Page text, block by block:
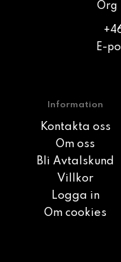
Org
E-
Information
Kontakta oss
Om oss
Bli Avtalskund
Villkor
Logga in
Om cookies